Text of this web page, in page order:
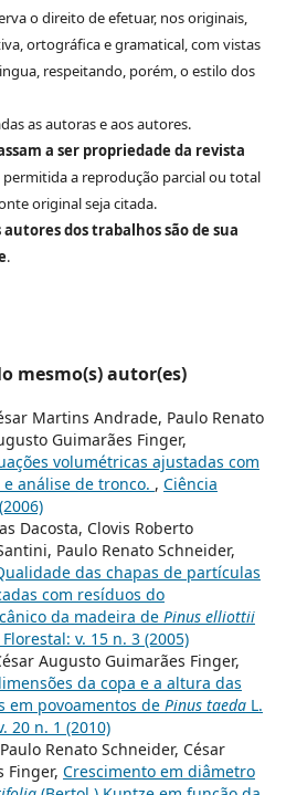
o direito de efetuar, nos originais,
ortográfica e gramatical, com vistas
respeitando, porém, o estilo dos
as autoras e aos autores.
a ser propriedade da revista
permitida a reprodução parcial ou total
original seja citada.
dos trabalhos são de sua
.
mesmo(s) autor(es)
Martins Andrade, Paulo Renato
Guimarães Finger,
volumétricas ajustadas com
análise de tronco. , Ciência
Dacosta, Clovis Roberto
Paulo Renato Schneider,
das chapas de partículas
com resíduos do
da madeira de Pinus elliottii
v. 15 n. 3 (2005)
Augusto Guimarães Finger,
da copa e a altura das
em povoamentos de Pinus taedaL.
20 n. 1 (2010)
Renato Schneider, César
Finger, Crescimento em diâmetro